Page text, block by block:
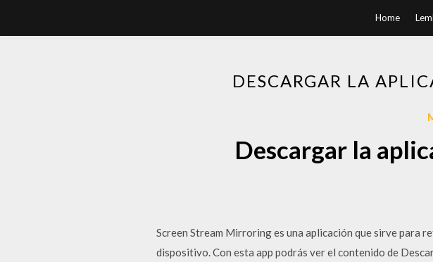
Home
DESCARGAR LA
Descargar la
Screen Stream Mirroring es una aplicación que sirve para
dispositivo. Con esta app podrás ver el contenido de